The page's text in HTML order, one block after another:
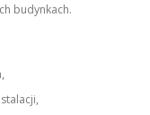
budynkach.